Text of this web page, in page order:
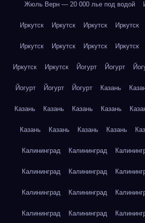
Жюль Верн — 20 000 лье под водой
Иркутск Иркутск Иркутск Иркутск
Иркутск Иркутск Иркутск Иркутск
Иркутск Иркутск Йогурт Йогурт
Йогурт Йогурт Йогурт Казань
Казань Казань Казань Казань
Казань Казань Казань Казань
Калининград Калининград
Калининград Калининград
Калининград Калининград
Калининград Калининград